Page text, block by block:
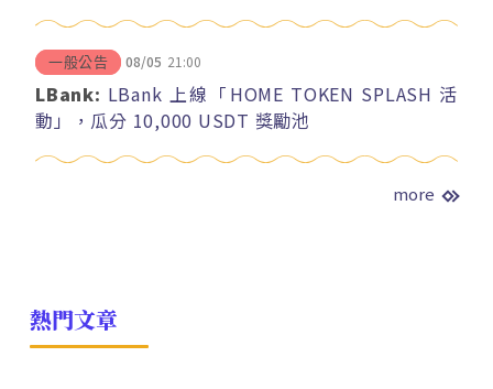
一般公告 08/05 21:00
LBank: LBank 上線「HOME TOKEN SPLASH 活
動」，瓜分 10,000 USDT 獎勵池
more
熱門文章